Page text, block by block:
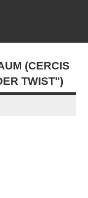
(CERCIS
TWIST")